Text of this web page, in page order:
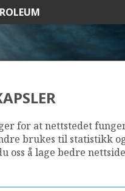
for at nettstedet
brukes til statistikk
oss å lage bedre